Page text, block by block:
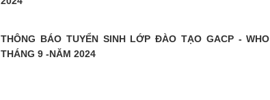
THÔNG BÁO TUYỂN SINH LỚP ĐÀO TẠO GACP - WHO
THÁNG 9 -NĂM 2024